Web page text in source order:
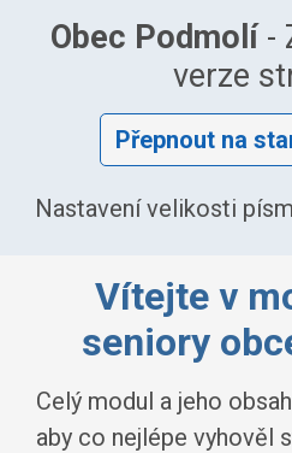
Obec Podmolí-
verze
Přepnout na
Nastavení velikosti
Vítejte v
seniory
Celý modul a jeho
aby co nejlépe vyhověl